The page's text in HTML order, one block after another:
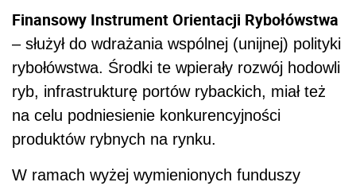
Finansowy Instrument Orientacji Rybołówstwa
– służył do wdrażania wspólnej (unijnej) polityki
rybołówstwa. Środki te wpierały rozwój hodowli
ryb, infrastrukturę portów rybackich, miał też
na celu podniesienie konkurencyjności
produktów rybnych na rynku.
W ramach wyżej wymienionych funduszy